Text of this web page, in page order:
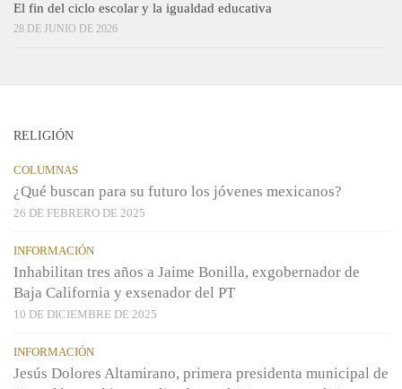
El fin del ciclo escolar y la igualdad educativa
28 DE JUNIO DE 2026
RELIGIÓN
COLUMNAS
¿Qué buscan para su futuro los jóvenes mexicanos?
26 DE FEBRERO DE 2025
INFORMACIÓN
Inhabilitan tres años a Jaime Bonilla, exgobernador de
Baja California y exsenador del PT
10 DE DICIEMBRE DE 2025
INFORMACIÓN
Jesús Dolores Altamirano, primera presidenta municipal de